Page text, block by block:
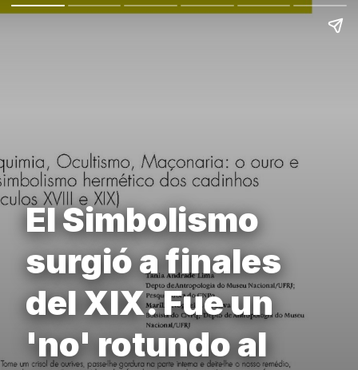
El Simbolismo
surgió a finales
del XIX. Fue un
'no' rotundo al